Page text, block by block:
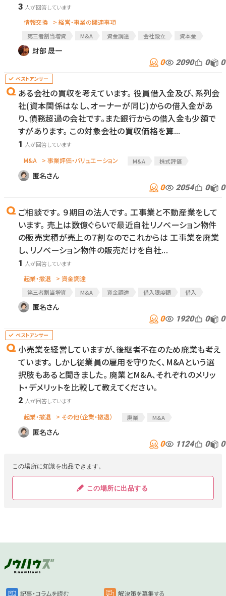
3
情報交換 > 経営・事業の関連事項
第三者割当増資 M&A 資金調達 会社設立 資本金
財部 晟一
0 2090 0 0
ある会社の買収を考えています。 役員借入金及び、系列会
社(資本関係はなし、オーナーが同じ)からの借入金があ
り、債務超過の会社です。また銀行からの借入金も少額で
すがあります。 この対象会社の買収価格を算...
1
M&A > 事業評価・バリュエーション M&A 株式評価
匿名さん
0 2054 0 0
ご相談です。 ９期目の法人です。 工事業と不動産業をして
います。 売上は数億ぐらいで最近自社リノベーション物件
の販売実積が売上の７割なのでこれからは 工事業を廃業
し、リノベーション物件の販売だけを自社...
1
起業・撤退 > 資金調達
第三者割当増資 M&A 資金調達 借入限度額
借入
事業相談
匿名さん
0 1920 0 0
小売業を経営していますが、後継者不在のため廃業も考え
ています。 しかし従業員の雇用を守りたく、M&Aという選
択肢もあると聞きました。 廃業とM&A、それぞれのメリッ
ト・デメリットを比較して教えてください。
2
起業・撤退 > その他（企業・撤退） 廃業 M&A
匿名さん
0 1124 0 0
この場所に知識を出品できます。
この場所に出品する
記事・コラムを読む 解決策を募集する